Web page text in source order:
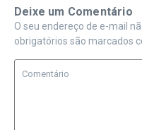
Deixe um Comentário
O seu endereço de e-mail
obrigatórios são marcados